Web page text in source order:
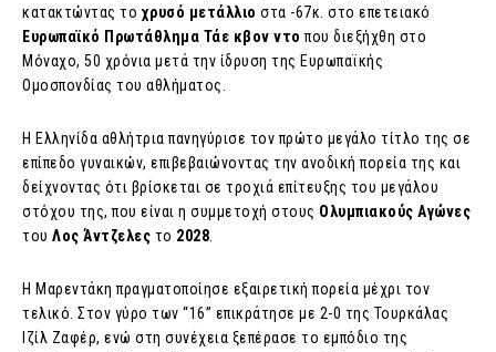
κατακτώντας τοχρυσό μετάλλιο στα -67κ. στο επετειακό
Ευρωπαϊκό Πρωτάθλημα Τάε κβον ντο που διεξήχθη στο
Μόναχο, 50 χρόνια μετά την ίδρυση της Ευρωπαϊκής
Ομοσπονδίας του αθλήματος.
Η Ελληνίδα αθλήτρια πανηγύρισε τον πρώτο μεγάλο τίτλο της σε
επίπεδο γυναικών, επιβεβαιώνοντας την ανοδική πορεία της και
δείχνοντας ότι βρίσκεται σε τροχιά επίτευξης του μεγάλου
στόχου της, που είναι η συμμετοχή στους Ολυμπιακούς Αγώνες
του Λος Άντζελες το 2028.
Η Μαρεντάκη πραγματοποίησε εξαιρετική πορεία μέχρι τον
τελικό. Στον γύρο των “16” επικράτησε με 2-0 της Τουρκάλας
Ιζίλ Ζαφέρ, ενώ στη συνέχεια ξεπέρασε το εμπόδιο της